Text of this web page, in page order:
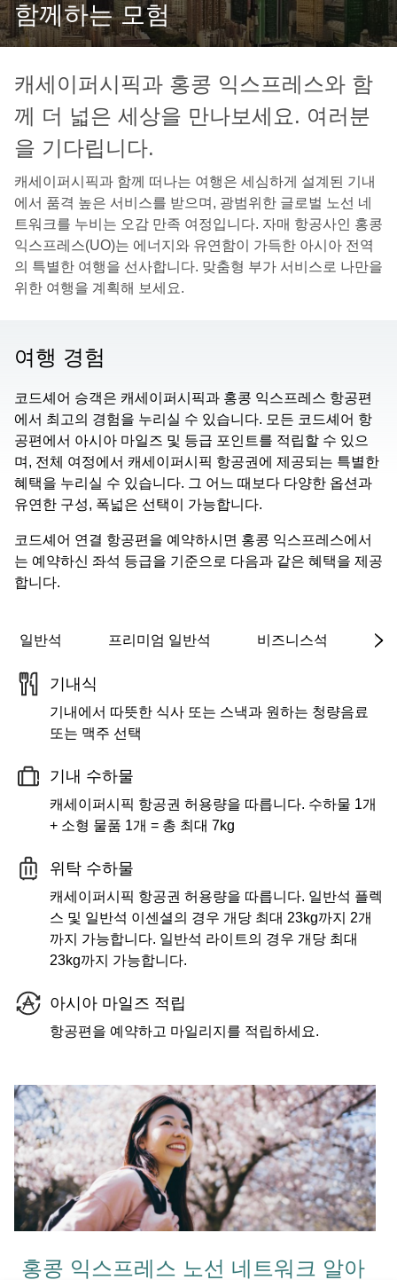
함께하는 모험
캐세이퍼시픽과 홍콩 익스프레스와 함
께 더 넓은 세상을 만나보세요. 여러분
을 기다립니다.
캐세이퍼시픽과 함께 떠나는 여행은 세심하게 설계된 기내
에서 품격 높은 서비스를 받으며, 광범위한 글로벌 노선 네
트워크를 누비는 오감 만족 여정입니다. 자매 항공사인 홍콩
익스프레스(UO)는 에너지와 유연함이 가득한 아시아 전역
의 특별한 여행을 선사합니다. 맞춤형 부가 서비스로 나만을
위한 여행을 계획해 보세요.
여행 경험
코드셰어 승객은 캐세이퍼시픽과 홍콩 익스프레스 항공편
에서 최고의 경험을 누리실 수 있습니다. 모든 코드셰어 항
공편에서 아시아 마일즈 및 등급 포인트를 적립할 수 있으
며, 전체 여정에서 캐세이퍼시픽 항공권에 제공되는 특별한
혜택을 누리실 수 있습니다. 그 어느 때보다 다양한 옵션과
유연한 구성, 폭넓은 선택이 가능합니다.
코드셰어 연결 항공편을 예약하시면 홍콩 익스프레스에서
는 예약하신 좌석 등급을 기준으로 다음과 같은 혜택을 제공
합니다.
일반석 프리미엄 일반석 비즈니스석 일
기내식
기내에서 따뜻한 식사 또는 스낵과 원하는 청량음료
또는 맥주 선택
기내 수하물
캐세이퍼시픽 항공권 허용량을 따릅니다. 수하물 1개
+ 소형 물품 1개 = 총 최대 7kg
위탁 수하물
캐세이퍼시픽 항공권 허용량을 따릅니다. 일반석 플렉
스 및 일반석 이센셜의 경우 개당 최대 23kg까지 2개
까지 가능합니다. 일반석 라이트의 경우 개당 최대
23kg까지 가능합니다.
아시아 마일즈 적립
항공편을 예약하고 마일리지를 적립하세요.
홍콩 익스프레스 노선 네트워크 알아